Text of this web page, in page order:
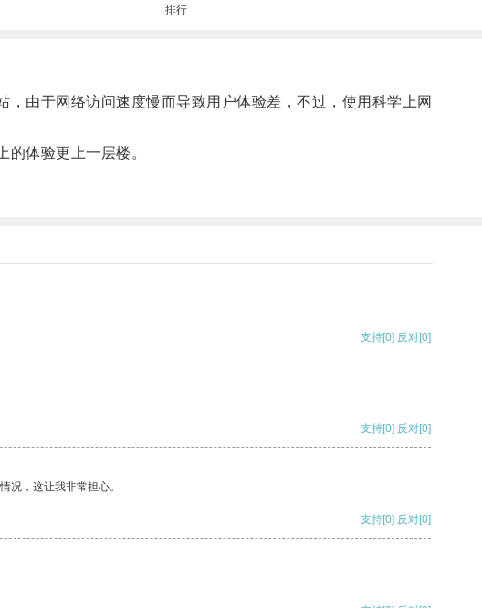
排行
由于网络访问速度慢而导致用户体验差，不过，使用科学上网
体验更上一层楼。
支持[0] 反对[0]
支持[0] 反对[0]
况，这让我非常担心。
支持[0] 反对[0]